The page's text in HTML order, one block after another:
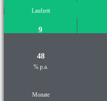
Laufzeit
9
48
% p.a.
Monate